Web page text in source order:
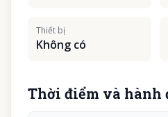
Thiết bị
Không có
Thời điểm và hành